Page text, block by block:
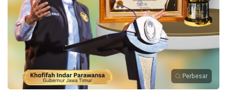
Perbesar